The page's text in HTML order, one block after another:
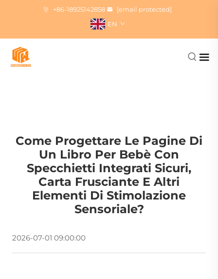
+86-18925142858
[email protected]
EN
Come Progettare Le Pagine Di
Un Libro Per Bebè Con
Specchietti Integrati Sicuri,
Carta Frusciante E Altri
Elementi Di Stimolazione
Sensoriale?
2026-07-01 09:00:00